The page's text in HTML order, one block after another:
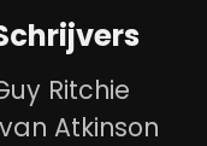
Ritchie
Atkinson